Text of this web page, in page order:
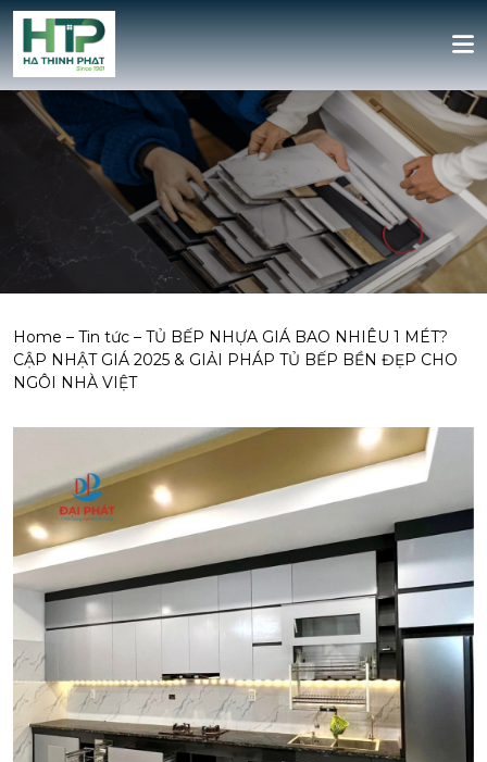
Home – Tin tức – TỦ BẾP NHỰA GIÁ BAO NHIÊU 1 MÉT?
CẬP NHẬT GIÁ 2025 & GIẢI PHÁP TỦ BẾP BỀN ĐẸP CHO
NGÔI NHÀ VIỆT